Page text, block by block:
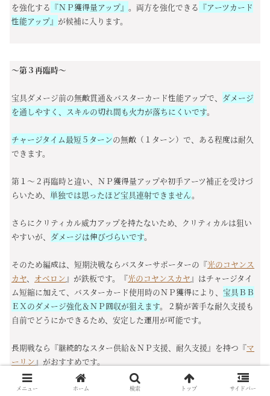
を強化する 『ＮＰ獲得量アップ』 。両方を強化できる 『アーツカード
性能アップ』 が候補に入ります。
～第３再臨時～
宝具ダメージ前の無敵貫通＆バスターカード性能アップで、 ダメージ
を通しやすく、スキルの切れ間も火力が落ちにくいです。
チャージタイム最短５ターンの無敵（１ターン）で、ある程度は耐久
できます。
第１～２再臨時と違い、ＮＰ獲得量アップや初手アーツ補正を受けづ
らいため、 単独では思ったほど宝具連射できません。
さらにクリティカル威力アップを持たないため、クリティカルは狙い
やすいが、 ダメージは伸びづらいです。
そのため編成は、短期決戦ならバスターサポーターの『光のコヤンス
カヤ、 オベロン 』が鉄板です。『光のコヤンスカヤ 』はチャージタイ
ム短縮に加えて、バスターカード使用時のＮＰ獲得により、 宝具ＢＢ
ＥＸのダメージ強化＆ＮＰ回収が狙えます。２騎が苦手な耐久支援も
自前でどうにかできるため、安定した運用が可能です。
長期戦なら『継続的なスター供給＆ＮＰ支援、耐久支援』を持つ『マ
ーリン 』がおすすめです。
スター供給とクリティカル威力アップの支援ができる『 』も候
メニュー ホーム 検索 トップ サイドバー